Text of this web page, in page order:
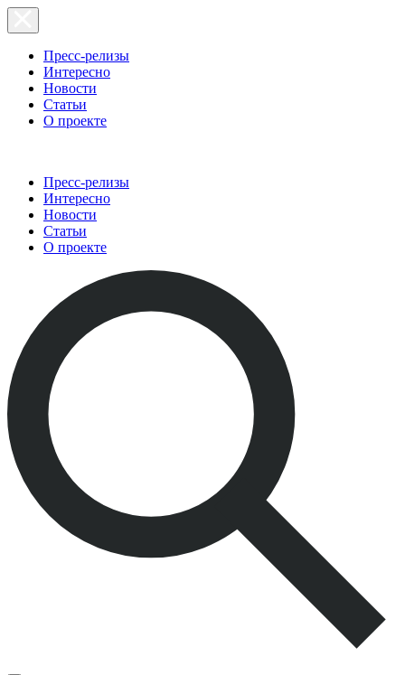
Пресс-релизы
Интересно
Новости
Статьи
О проекте
Пресс-релизы
Интересно
Новости
Статьи
О проекте